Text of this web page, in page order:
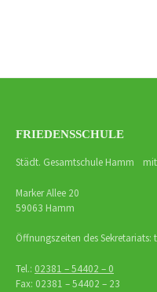
FRIEDENSSCHULE
Städt. Gesamtschule Hamm
Marker Allee 20
59063 Hamm
Öffnungszeiten des
Tel.: 02381 – 54402 – 0
Fax: 02381 – 54402 – 23